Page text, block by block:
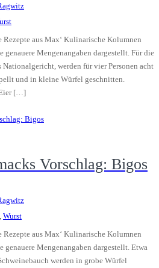
Rezepte aus Max‘ Kulinarische Kolumnen
genauere Mengenangaben dargestellt. Für die
Nationalgericht, werden für vier Personen acht
und in kleine Würfel geschnitten.
Eier […]
Vorschlag: Bigos
Wurst
Rezepte aus Max‘ Kulinarische Kolumnen
genauere Mengenangaben dargestellt. Etwa
werden in grobe Würfel